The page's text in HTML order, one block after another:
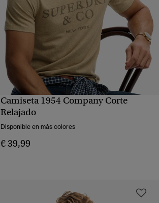
VISTA RÁPIDA
Camiseta 1954 Company Corte
Relajado
Disponible en más colores
€ 39,99